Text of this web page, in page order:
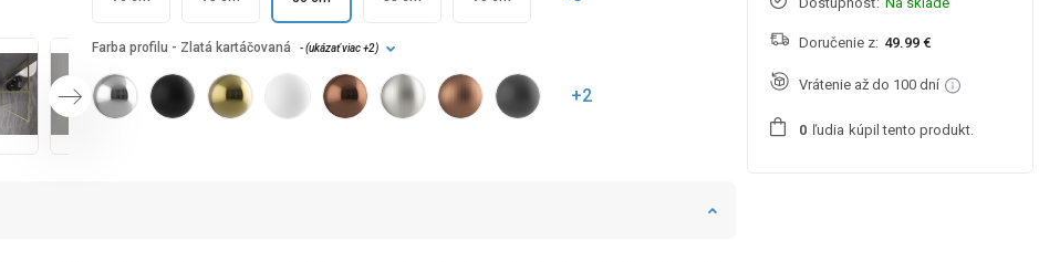
Farba profilu - Zlatá kartáčovaná - (ukázať viac+2)
+2
Doručenie z: 49.99 €
Vrátenie až do 100 dní
0 ľudia kúpil tento produkt.